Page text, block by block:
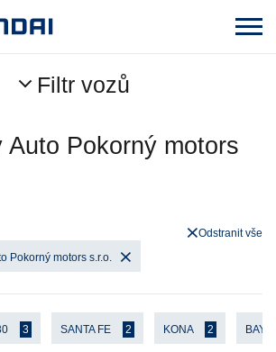
Filtr vozů
Auto Pokorný motors
Pokorný motors s.r.o.
Odstranit vše
3 SANTA FE 2 KONA 2